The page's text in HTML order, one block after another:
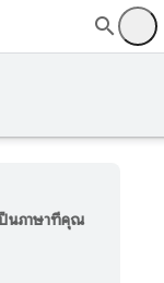
ป็นภาษาที่คุณ